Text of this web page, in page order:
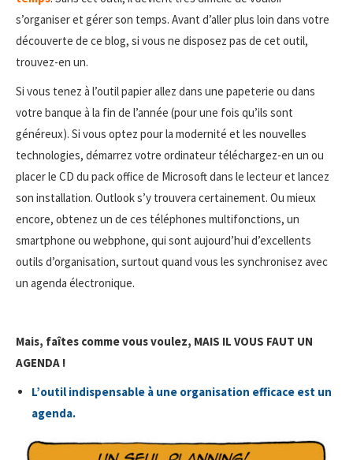
s’organiser et gérer son temps. Avant d’aller plus loin dans votre
découverte de ce blog, si vous ne disposez pas de cet outil,
trouvez-en un.
Si vous tenez à l’outil papier allez dans une papeterie ou dans
votre banque à la fin de l’année (pour une fois qu’ils sont
généreux). Si vous optez pour la modernité et les nouvelles
technologies, démarrez votre ordinateur téléchargez-en un ou
placer le CD du pack office de Microsoft dans le lecteur et lancez
son installation. Outlook s’y trouvera certainement. Ou mieux
encore, obtenez un de ces téléphones multifonctions, un
smartphone ou webphone, qui sont aujourd’hui d’excellents
outils d’organisation, surtout quand vous les synchronisez avec
un agenda électronique.
Mais, faîtes comme vous voulez, MAIS IL VOUS FAUT UN
AGENDA !
L’outil indispensable à une organisation efficace est un
agenda.